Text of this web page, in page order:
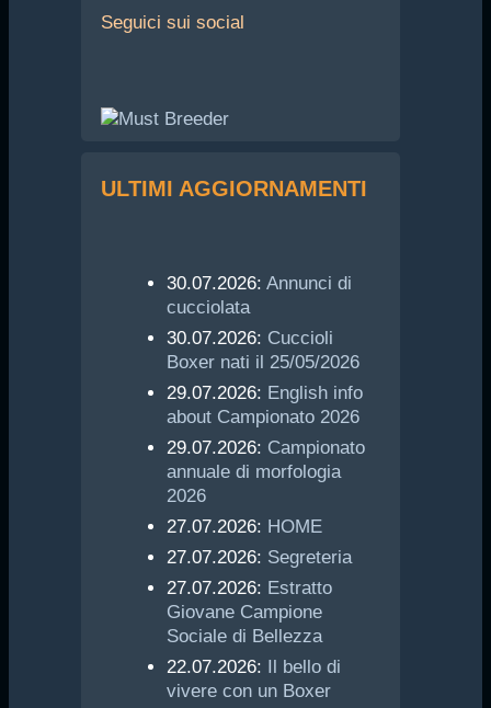
Seguici sui social
ULTIMI AGGIORNAMENTI
30.07.2026: Annunci di
cucciolata
30.07.2026: Cuccioli
Boxer nati il 25/05/2026
29.07.2026: English info
about Campionato 2026
29.07.2026: Campionato
annuale di morfologia
2026
27.07.2026: HOME
27.07.2026: Segreteria
27.07.2026: Estratto
Giovane Campione
Sociale di Bellezza
22.07.2026: Il bello di
vivere con un Boxer